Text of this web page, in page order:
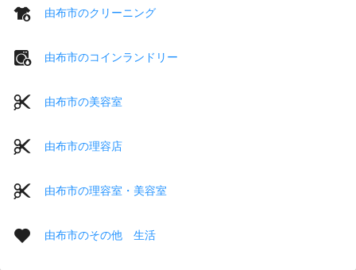
由布市のクリーニング
由布市のコインランドリー
由布市の美容室
由布市の理容店
由布市の理容室・美容室
由布市のその他 生活